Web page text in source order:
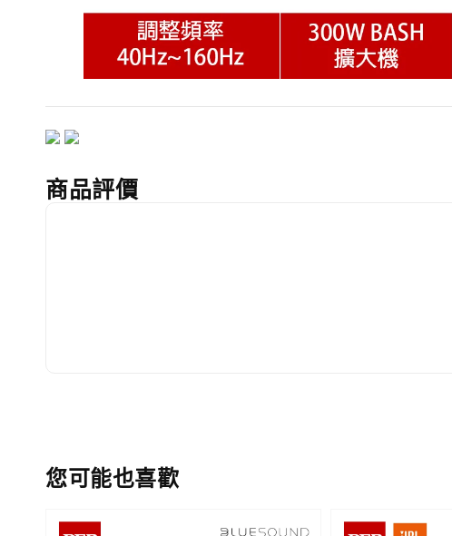
商品評價
您可能也喜歡